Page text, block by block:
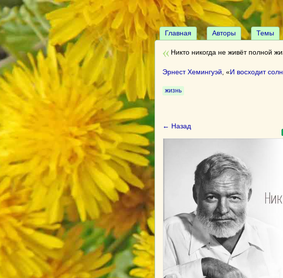
Главная Авторы Темы
Никто никогда не живёт полной
Эрнест Хемингуэй , «И восходит
жизнь
← Назад